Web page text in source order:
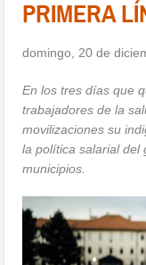
PRIMERA
domingo, 20 de
En los tres días que
trabajadores de la
movilizaciones su
la política salarial del
municipios.